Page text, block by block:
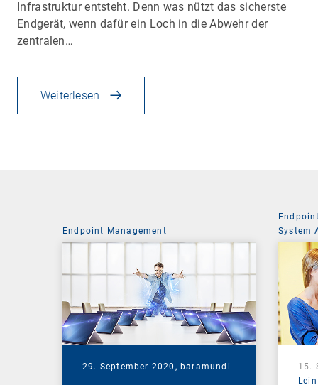
Infrastruktur entsteht. Denn was nützt das sicherste
Endgerät, wenn dafür ein Loch in die Abwehr der
zentralen…
Weiterlesen
Endpoint Management
29. September 2020, baramundi
System
15.